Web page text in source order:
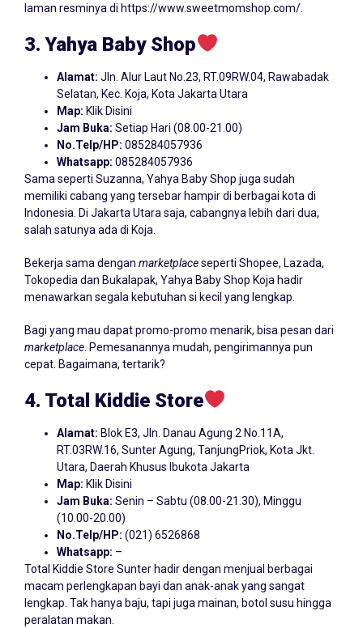
laman resminya di https://www.sweetmomshop.com/
3. Yahya BabyShop
Alamat: Jln. Alur Laut No.23, RT.09RW.04, Rawabadak
Selatan, Kec. Koja, Kota Jakarta Utara
Map: Klik Disini
Jam Buka: Setiap Hari (08.00-21.00)
No.Telp/HP: 085284057936
Whatsapp: 085284057936
Sama seperti Suzanna, Yahya Baby Shop juga sudah
memiliki cabang yang tersebar hampir di berbagai kota di
Indonesia. Di Jakarta Utara saja, cabangnya lebih dari dua,
salah satunya ada di Koja.
Bekerja sama dengan marketplaceseperti Shopee, Lazada,
Tokopedia dan Bukalapak, Yahya Baby Shop Koja hadir
menawarkan segala kebutuhan si kecil yang lengkap.
Bagi yang mau dapat promo-promo menarik, bisa pesan dari
marketplace . Pemesanannya mudah, pengirimannya pun
cepat. Bagaimana, tertarik?
4. Total Kiddie Store
Alamat: Blok E3, Jln. Danau Agung 2 No.11A,
RT.03RW.16, Sunter Agung, TanjungPriok, Kota Jkt.
Utara, Daerah Khusus Ibukota Jakarta
Map: Klik Disini
Jam Buka: Senin – Sabtu (08.00-21.30), Minggu
(10.00-20.00)
No.Telp/HP: (021) 6526868
Whatsapp: –
Total Kiddie Store Sunter hadir dengan menjual berbagai
macam perlengkapan bayi dan anak-anak yang sangat
lengkap. Tak hanya baju, tapi juga mainan, botol susu hingga
peralatan makan.